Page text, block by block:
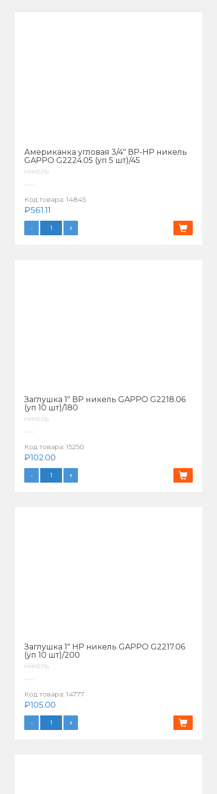
Американка угловая 3/4″ ВР-НР никель
GAPPO G2224.05 (уп 5 шт)/45
НИКЕЛЬ
Код товара: 14845
₽561.11
Заглушка 1″ ВР никель GAPPO G2218.06
(уп 10 шт)/180
НИКЕЛЬ
Код товара: 15250
₽102.00
Заглушка 1″ НР никель GAPPO G2217.06
(уп 10 шт)/200
НИКЕЛЬ
Код товара: 14777
₽105.00